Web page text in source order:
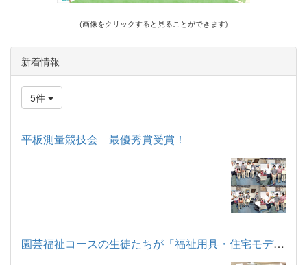
(画像をクリックすると見ることができます)
新着情報
5件
平板測量競技会 最優秀賞受賞！
園芸福祉コースの生徒たちが「福祉用具・住宅モデルルーム見学」...